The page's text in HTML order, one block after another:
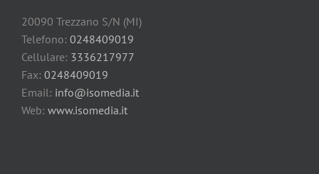
20090 Trezzano S/N (MI)
Telefono: 0248409019
Cellulare: 3336217977
Fax: 0248409019
Email: info@isomedia.it
Web: www.isomedia.it